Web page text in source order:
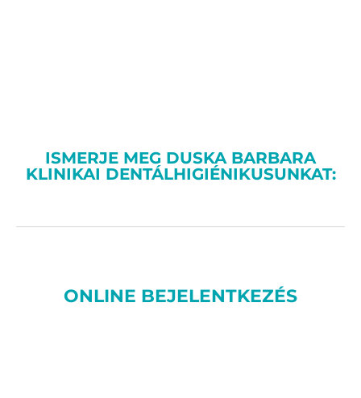
ISMERJE MEG DUSKA BARBARA
KLINIKAI DENTÁLHIGIÉNIKUSUNKAT:
ONLINE BEJELENTKEZÉS